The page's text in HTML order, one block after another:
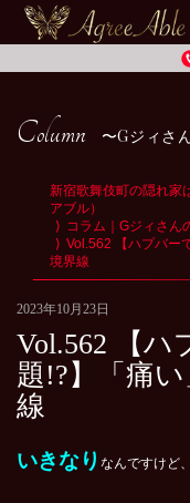
Column Gジィさ
新宿歌舞伎町の隠れ家
アブル）
コラム｜Gジィさん
Vol.562 【ハプバー
境界線
2023年10月23日
Vol.562 【ハ
題!?】「痛
線
いきなり なんですけど、